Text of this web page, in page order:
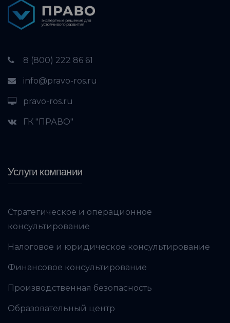
8 (800) 222 86 61
info@pravo-ros.ru
pravo-ros.ru
ГК "ПРАВО"
Услуги компании
Стратегическое и операционное
консультирование
Налоговое и юридическое консультирование
Финансовое консультирование
Производственная безопасность
Образовательный центр